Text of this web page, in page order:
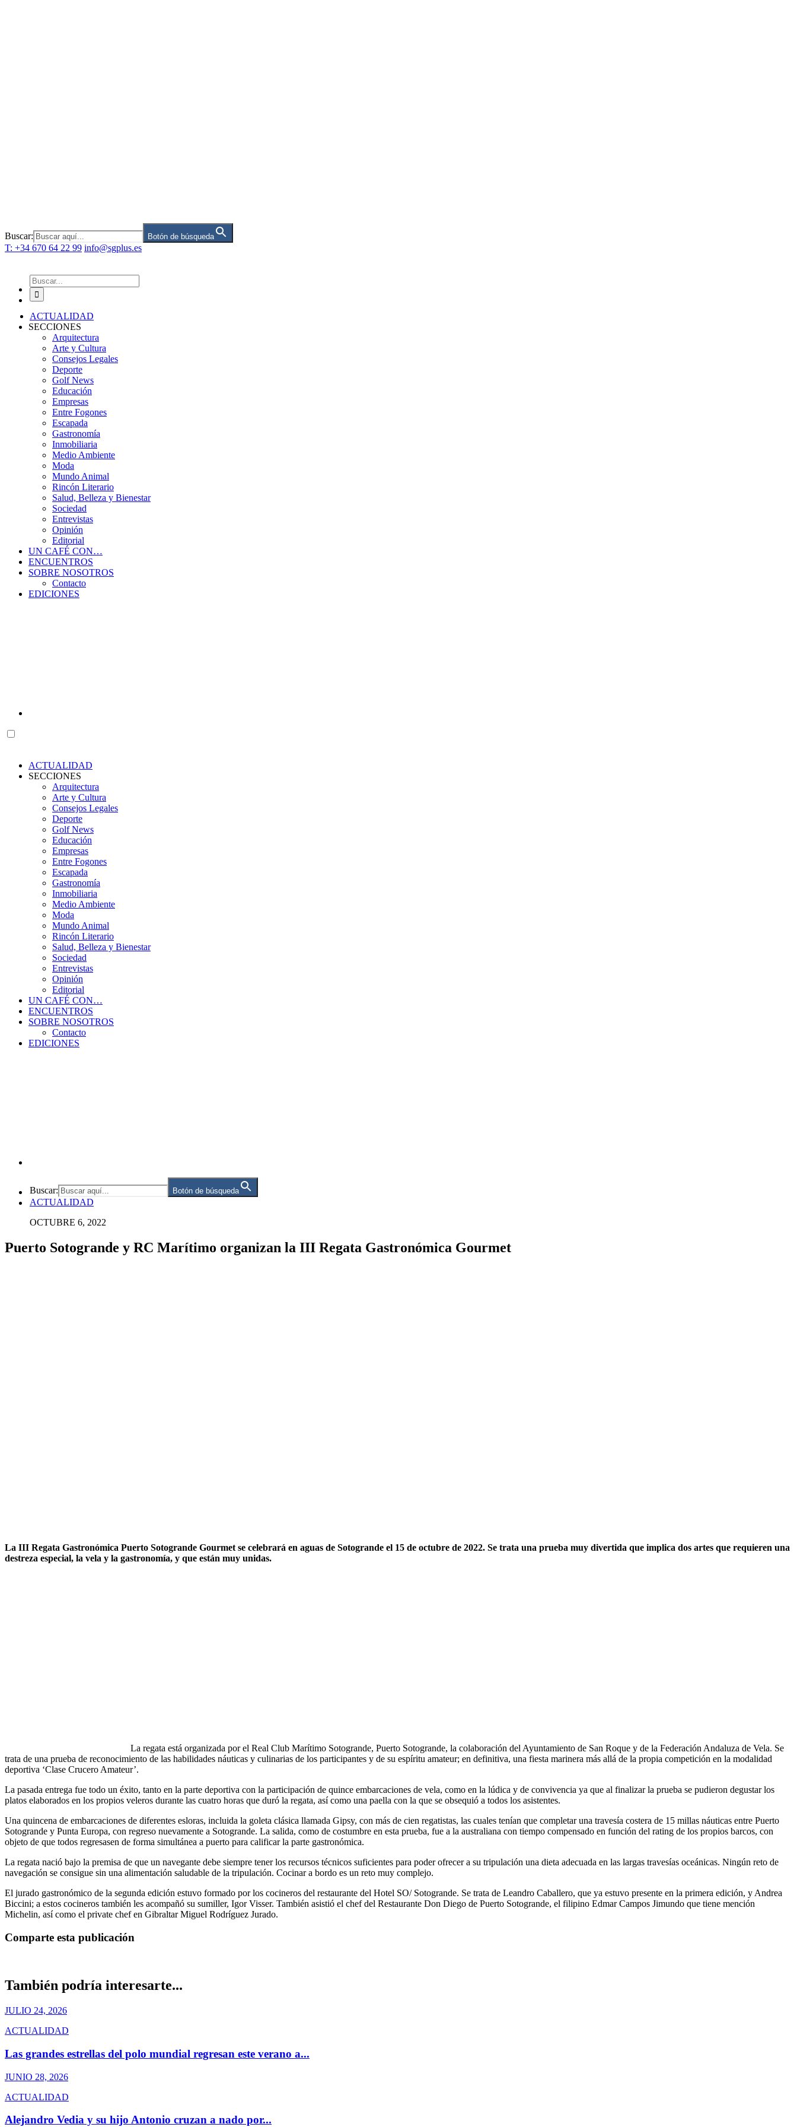
Buscar: Botón de búsqueda
T: +34 670 64 22 99 info@sgplus.es
Buscar:
ACTUALIDAD
SECCIONES
Arquitectura
Arte y Cultura
Consejos Legales
Deporte
Golf News
Educación
Empresas
Entre Fogones
Escapada
Gastronomía
Inmobiliaria
Medio Ambiente
Moda
Mundo Animal
Rincón Literario
Salud, Belleza y Bienestar
Sociedad
Entrevistas
Opinión
Editorial
UN CAFÉ CON…
ENCUENTROS
SOBRE NOSOTROS
Contacto
EDICIONES
ACTUALIDAD
SECCIONES
Arquitectura
Arte y Cultura
Consejos Legales
Deporte
Golf News
Educación
Empresas
Entre Fogones
Escapada
Gastronomía
Inmobiliaria
Medio Ambiente
Moda
Mundo Animal
Rincón Literario
Salud, Belleza y Bienestar
Sociedad
Entrevistas
Opinión
Editorial
UN CAFÉ CON…
ENCUENTROS
SOBRE NOSOTROS
Contacto
EDICIONES
Buscar: Botón de búsqueda
ACTUALIDAD
OCTUBRE 6, 2022
Puerto Sotogrande y RC Marítimo organizan la III Regata Gastronómica Gourmet
La III Regata Gastronómica Puerto Sotogrande Gourmet se celebrará en aguas de Sotogrande el 15 de octubre de 2022. Se trata una prueba muy divertida que implica dos artes que requieren una
destreza especial, la vela y la gastronomía, y que están muy unidas.
La regata está organizada por el Real Club Marítimo Sotogrande, Puerto Sotogrande, la colaboración del Ayuntamiento de San Roque y de la Federación Andaluza de Vela. Se
trata de una prueba de reconocimiento de las habilidades náuticas y culinarias de los participantes y de su espíritu amateur; en definitiva, una fiesta marinera más allá de la propia competición en la modalidad
deportiva ‘Clase Crucero Amateur’.
La pasada entrega fue todo un éxito, tanto en la parte deportiva con la participación de quince embarcaciones de vela, como en la lúdica y de convivencia ya que al finalizar la prueba se pudieron degustar los
platos elaborados en los propios veleros durante las cuatro horas que duró la regata, así como una paella con la que se obsequió a todos los asistentes.
Una quincena de embarcaciones de diferentes esloras, incluida la goleta clásica llamada Gipsy, con más de cien regatistas, las cuales tenían que completar una travesía costera de 15 millas náuticas entre Puerto
Sotogrande y Punta Europa, con regreso nuevamente a Sotogrande. La salida, como de costumbre en esta prueba, fue a la australiana con tiempo compensado en función del rating de los propios barcos, con
objeto de que todos regresasen de forma simultánea a puerto para calificar la parte gastronómica.
La regata nació bajo la premisa de que un navegante debe siempre tener los recursos técnicos suficientes para poder ofrecer a su tripulación una dieta adecuada en las largas travesías oceánicas. Ningún reto de
navegación se consigue sin una alimentación saludable de la tripulación. Cocinar a bordo es un reto muy complejo.
El jurado gastronómico de la segunda edición estuvo formado por los cocineros del restaurante del Hotel SO/ Sotogrande. Se trata de Leandro Caballero, que ya estuvo presente en la primera edición, y Andrea
Biccini; a estos cocineros también les acompañó su sumiller, Igor Visser. También asistió el chef del Restaurante Don Diego de Puerto Sotogrande, el filipino Edmar Campos Jimundo que tiene mención
Michelin, así como el private chef en Gibraltar Miguel Rodríguez Jurado.
Comparte esta publicación
También podría interesarte...
JULIO 24, 2026
ACTUALIDAD
Las grandes estrellas del polo mundial regresan este verano a...
JUNIO 28, 2026
ACTUALIDAD
Alejandro Vedia y su hijo Antonio cruzan a nado por...